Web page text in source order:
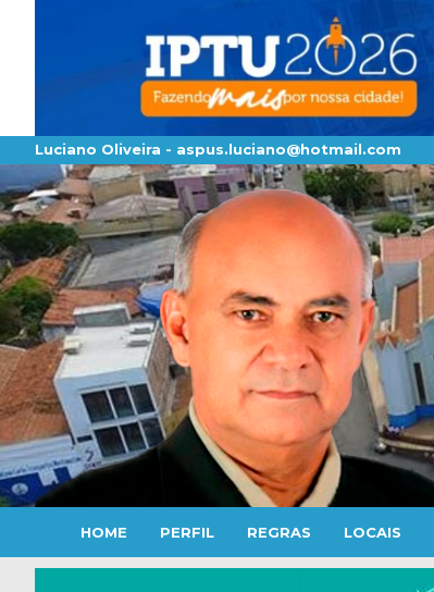
Luciano Oliveira - aspus.luciano@hotmail.com
HOME PERFIL REGRAS LOCAIS